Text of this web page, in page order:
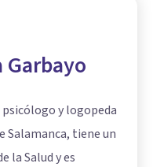
Garbayo
psicólogo y logopeda
Salamanca, tiene un
la Salud y es